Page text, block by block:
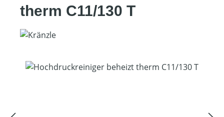
therm C11/130 T
Bildergalerie überspringen